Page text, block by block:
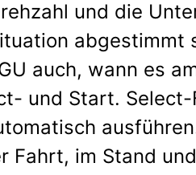
und die
abgestimmt
auch, wann es
und Start. Select-
Fahrt, im Stand